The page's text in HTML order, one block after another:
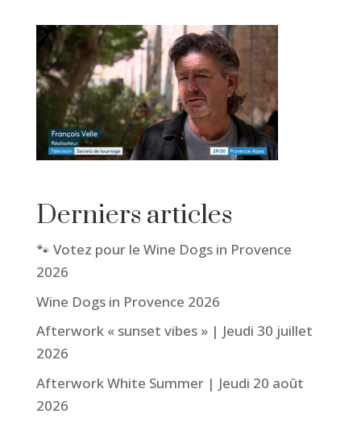
Derniers articles
🐾 Votez pour le Wine Dogs in Provence
2026
Wine Dogs in Provence 2026
Afterwork « sunset vibes » | Jeudi 30 juillet
2026
Afterwork White Summer | Jeudi 20 août
2026